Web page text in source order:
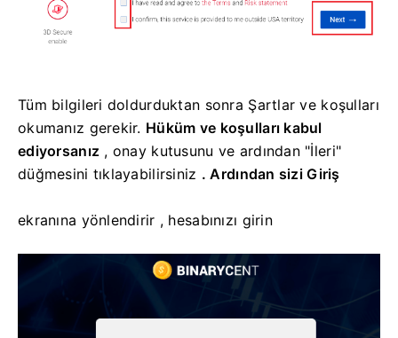
Tüm bilgileri doldurduktan sonra Şartlar ve koşulları
okumanız gerekir. Hüküm ve koşulları kabul
ediyorsanız , onay kutusunu ve ardından "İleri"
düğmesini tıklayabilirsiniz .Ardından sizi Giriş
ekranına yönlendirir , hesabınızı girin